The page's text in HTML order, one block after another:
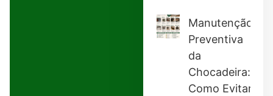
Manutenção
Preventiva
da
Chocadeira:
Como Evitar